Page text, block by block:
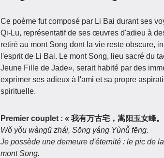
Ce poème fut composé par Li Bai durant ses
Qi-Lu, représentatif de ses œuvres d'adieu à
retiré au mont Song dont la vie reste obscure,
l'esprit de Li Bai. Le mont Song, lieu sacré du
Jeune Fille de Jade», serait habité par des
exprimer ses adieux à l'ami et sa propre
spirituelle.
Premier couplet : « 我有万古宅，嵩阳玉女峰
Wǒ yǒu wàngǔ zhái, Sōng yáng Yùnǚ fēng.
Je possède une demeure d'éternité : le pic de
mont Song.